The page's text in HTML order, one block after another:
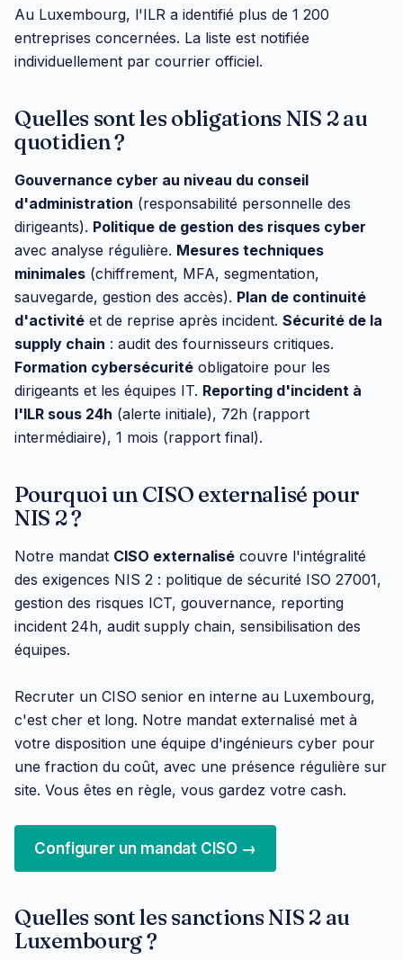
Au Luxembourg, l'ILR a identifié plus de 1 200
entreprises concernées. La liste est notifiée
individuellement par courrier officiel.
Quelles sont les obligations NIS 2 au
quotidien ?
Gouvernance cyber au niveau du conseil
d'administration (responsabilité personnelle des
dirigeants). Politique de gestion des risques cyber
avec analyse régulière. Mesures techniques
minimales (chiffrement, MFA, segmentation,
sauvegarde, gestion des accès). Plan de continuité
d'activité et de reprise après incident. Sécurité de la
supply chain : audit des fournisseurs critiques.
Formation cybersécurité obligatoire pour les
dirigeants et les équipes IT. Reporting d'incident à
l'ILR sous 24h (alerte initiale), 72h (rapport
intermédiaire), 1 mois (rapport final).
Pourquoi un CISO externalisé pour
NIS 2 ?
Notre mandat CISO externalisé couvre l'intégralité
des exigences NIS 2 : politique de sécurité ISO 27001,
gestion des risques ICT, gouvernance, reporting
incident 24h, audit supply chain, sensibilisation des
équipes.
Recruter un CISO senior en interne au Luxembourg,
c'est cher et long. Notre mandat externalisé met à
votre disposition une équipe d'ingénieurs cyber pour
une fraction du coût, avec une présence régulière sur
site. Vous êtes en règle, vous gardez votre cash.
Configurer un mandat CISO →
Quelles sont les sanctions NIS 2 au
Luxembourg ?